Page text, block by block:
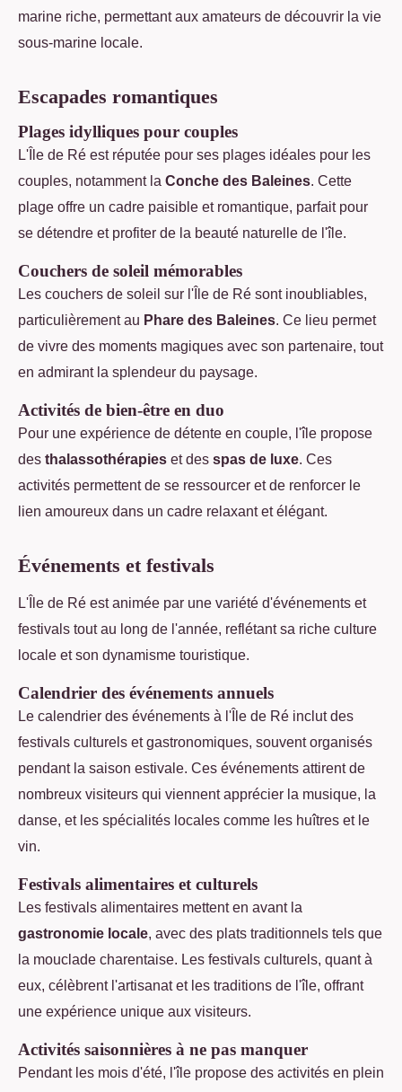
marine riche, permettant aux amateurs de découvrir la vie
sous-marine locale.
Escapades romantiques
Plages idylliques pour couples
L'Île de Ré est réputée pour ses plages idéales pour les
couples, notamment la Conche des Baleines. Cette
plage offre un cadre paisible et romantique, parfait pour
se détendre et profiter de la beauté naturelle de l'île.
Couchers de soleil mémorables
Les couchers de soleil sur l'Île de Ré sont inoubliables,
particulièrement au Phare des Baleines. Ce lieu permet
de vivre des moments magiques avec son partenaire, tout
en admirant la splendeur du paysage.
Activités de bien-être en duo
Pour une expérience de détente en couple, l'île propose
des thalassothérapies et des spas de luxe. Ces
activités permettent de se ressourcer et de renforcer le
lien amoureux dans un cadre relaxant et élégant.
Événements et festivals
L'Île de Ré est animée par une variété d'événements et
festivals tout au long de l'année, reflétant sa riche culture
locale et son dynamisme touristique.
Calendrier des événements annuels
Le calendrier des événements à l'Île de Ré inclut des
festivals culturels et gastronomiques, souvent organisés
pendant la saison estivale. Ces événements attirent de
nombreux visiteurs qui viennent apprécier la musique, la
danse, et les spécialités locales comme les huîtres et le
vin.
Festivals alimentaires et culturels
Les festivals alimentaires mettent en avant la
gastronomie locale, avec des plats traditionnels tels que
la mouclade charentaise. Les festivals culturels, quant à
eux, célèbrent l'artisanat et les traditions de l'île, offrant
une expérience unique aux visiteurs.
Activités saisonnières à ne pas manquer
Pendant les mois d'été, l'île propose des activités en plein